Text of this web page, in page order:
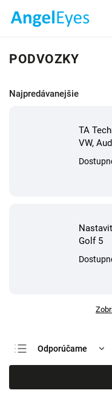
PODVOZKY
Najpredávanejšie
TA
VW,
Golf 5
Odporúčame
Najlacnejšie
Najdrahšie